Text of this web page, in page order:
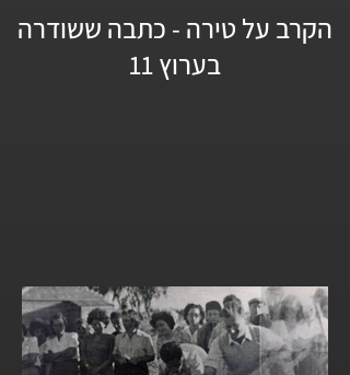
הקרב על טירה - כתבה ששודרה
בערוץ 11